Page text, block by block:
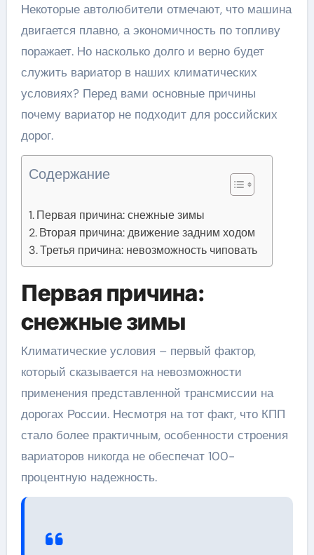
Некоторые автолюбители отмечают, что машина
двигается плавно, а экономичность по топливу
поражает. Но насколько долго и верно будет
служить вариатор в наших климатических
условиях? Перед вами основные причины
почему вариатор не подходит для российских
дорог.
Содержание
Первая причина: снежные зимы
Вторая причина: движение задним ходом
Третья причина: невозможность чиповать
Первая причина:
снежные зимы
Климатические условия – первый фактор,
который сказывается на невозможности
применения представленной трансмиссии на
дорогах России. Несмотря на тот факт, что КПП
стало более практичным, особенности строения
вариаторов никогда не обеспечат 100-
процентную надежность.